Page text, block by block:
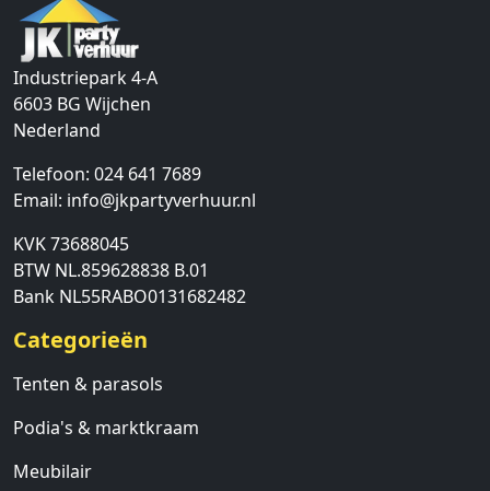
Industriepark 4-A
6603 BG Wijchen
Nederland
Telefoon: 024 641 7689
Email: info@jkpartyverhuur.nl
KVK 73688045
BTW NL.859628838 B.01
Bank NL55RABO0131682482
Categorieën
Tenten & parasols
Podia's & marktkraam
Meubilair